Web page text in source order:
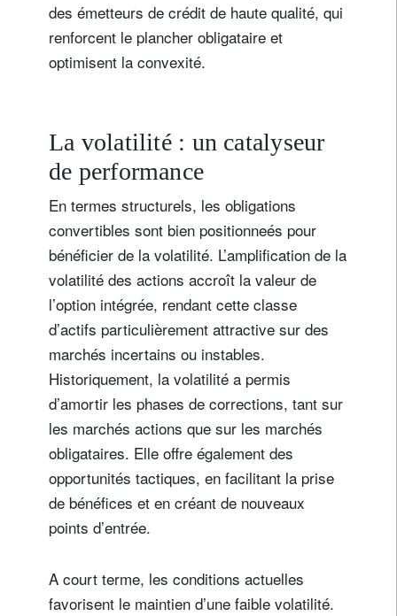
des émetteurs de crédit de haute qualité, qui
renforcent le plancher obligataire et
optimisent la convexité.
La volatilité : un catalyseur
de performance
En termes structurels, les obligations
convertibles sont bien positionneés pour
bénéficier de la volatilité. L’amplification de la
volatilité des actions accroît la valeur de
l’option intégrée, rendant cette classe
d’actifs particulièrement attractive sur des
marchés incertains ou instables.
Historiquement, la volatilité a permis
d’amortir les phases de corrections, tant sur
les marchés actions que sur les marchés
obligataires. Elle offre également des
opportunités tactiques, en facilitant la prise
de bénéfices et en créant de nouveaux
points d’entrée.
A court terme, les conditions actuelles
favorisent le maintien d’une faible volatilité.